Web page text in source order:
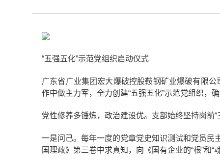
“五强五化”示范党组织启动仪式
广东省广业集团宏大爆破控股鞍钢矿业爆破有限公
作中做主力军，全力创建“五强五化”示范党组织，
党性修养多锤炼，政治建设优。支部始终坚持岗前
一是问己。每年一度的党章党史知识测试和党员
国理政》第三卷中求真知，向《国有企业的“根”和“